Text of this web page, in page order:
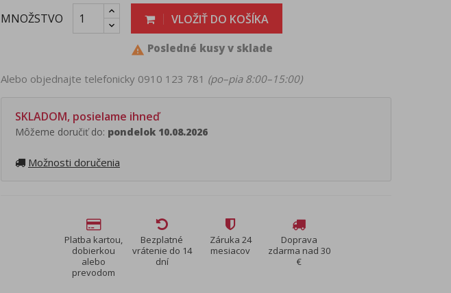
MNOŽSTVO VLOŽIŤ DO KOŠÍKA
 Posledné kusy v sklade
Alebo objednajte telefonicky 0910 123 781 (po–pia 8:00–15:00)
SKLADOM, posielame ihneď
Môžeme doručiť do: pondelok 10.08.2026
Možnosti doručenia
Platba kartou,
dobierkou
alebo
prevodom
Bezplatné
vrátenie do 14
dní
Záruka 24
mesiacov
Doprava
zdarma nad 30
€